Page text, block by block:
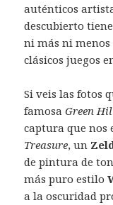
auténticos
descubierto
ni más ni menos
clásicos juegos
Si veis las fotos
famosaGreen
captura que nos
Treasure, un
de pintura de
más puro estilo
a la oscuridad